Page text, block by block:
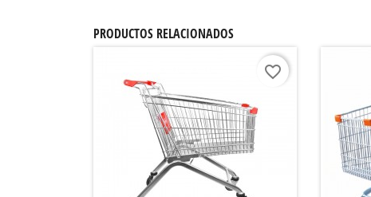
PRODUCTOS RELACIONADOS
favorite_border